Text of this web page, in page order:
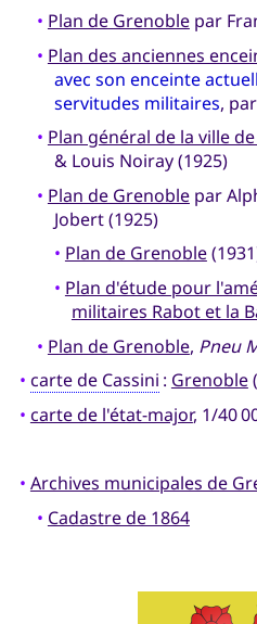
• Plan de Grenoblepar
• Plan des anciennes
avec son enceinte
servitudes militaires,
• Plan général de la ville
& Louis Noiray (1925)
• Plan de Grenoblepar
Jobert (1925)
• Plan de Grenoble
• Plan d'étude pour
militaires Rabot et la
• Plan de Grenoble, Pneu
• carte de Cassini : Grenoble
• carte de l'état-major, 1/40
• Archives municipales de
• Cadastre de 1864